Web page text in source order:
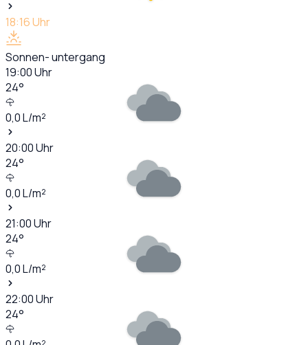
18:16Uhr
Sonnen- untergang
19:00Uhr
24°
0,0L/m²
20:00Uhr
24°
0,0L/m²
21:00Uhr
24°
0,0L/m²
22:00Uhr
24°